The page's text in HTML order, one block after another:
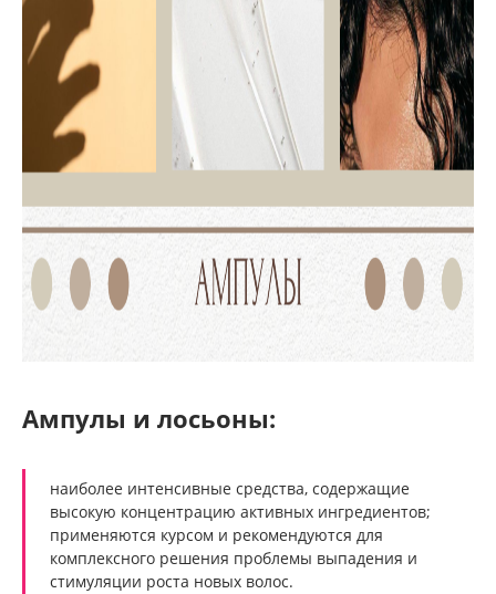
Ампулы и лосьоны:
наиболее интенсивные средства, содержащие
высокую концентрацию активных ингредиентов;
применяются курсом и рекомендуются для
комплексного решения проблемы выпадения и
стимуляции роста новых волос.